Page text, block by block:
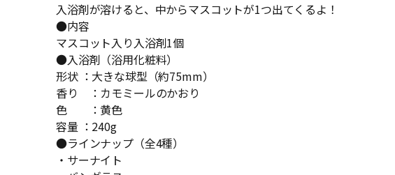
入浴剤が溶けると、中からマスコットが1つ出てくるよ！
●内容
マスコット入り入浴剤1個
●入浴剤（浴用化粧料）
形状 ：大きな球型（約75mm）
香り ：カモミールのかおり
色 ：黄色
容量 ：240g
●ラインナップ（全4種）
・サーナイト